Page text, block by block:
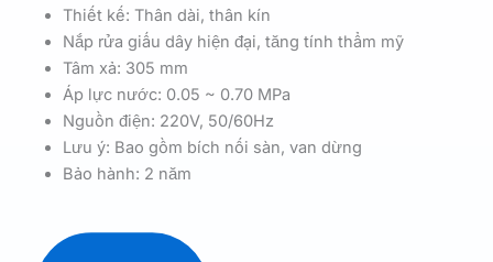
Thiết kế: Thân dài, thân kín
Nắp rửa giấu dây hiện đại, tăng tính thẩm mỹ
Tâm xả: 305 mm
Áp lực nước: 0.05 ~ 0.70 MPa
Nguồn điện: 220V, 50/60Hz
Lưu ý: Bao gồm bích nối sàn, van dừng
Bảo hành: 2 năm